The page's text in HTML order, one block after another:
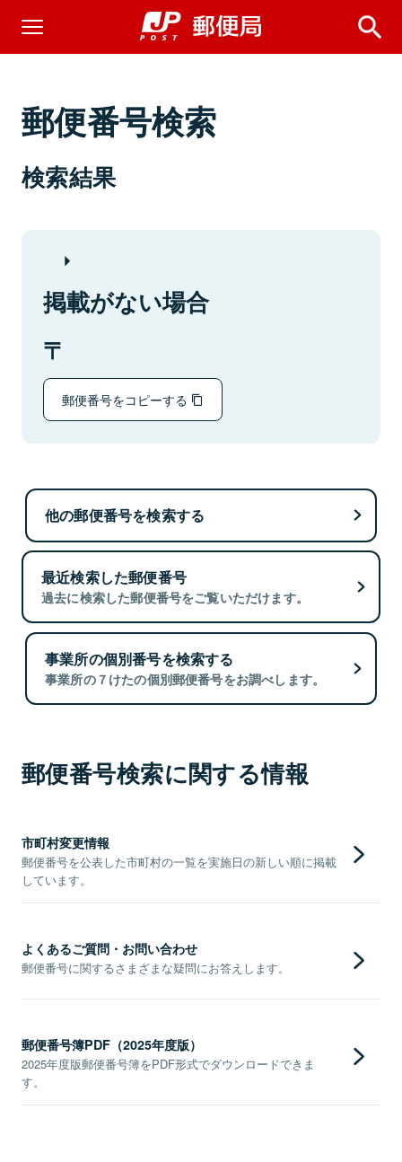
郵便番号検索
検索結果
掲載がない場合
郵便番号をコピーする
他の郵便番号を検索する
最近検索した郵便番号
過去に検索した郵便番号をご覧いただけます。
事業所の個別番号を検索する
事業所の７けたの個別郵便番号をお調べします。
郵便番号検索に関する情報
市町村変更情報
郵便番号を公表した市町村の一覧を実施日の新しい順に掲載
しています。
よくあるご質問・お問い合わせ
郵便番号に関するさまざまな疑問にお答えします。
郵便番号簿PDF（2025年度版）
2025年度版郵便番号簿をPDF形式でダウンロードできま
す。